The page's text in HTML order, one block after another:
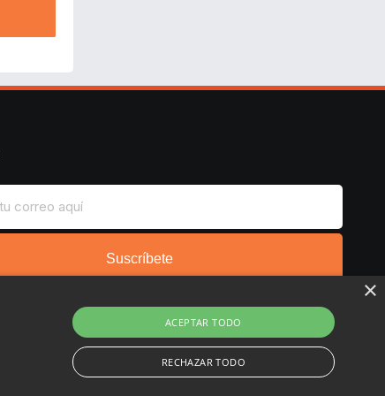
Suscríbete
Copyright © 2022 - 2026 Buscochollos.es
×
ACEPTAR TODO
RECHAZAR TODO